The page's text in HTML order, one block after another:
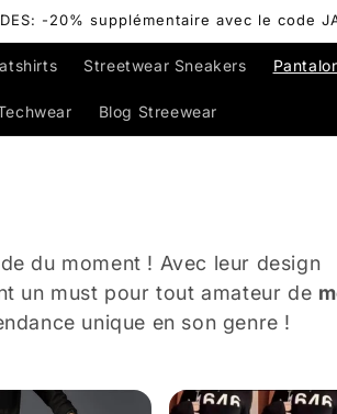
-20% supplémentaire avec le code
Streetwear Sneakers
Blog Streewear
du moment ! Avec leur design
un must pour tout amateur de
unique en son genre !